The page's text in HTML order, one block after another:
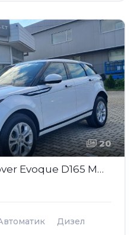
20
Land Rover Range Rover Evoque D165 MHEV S AWD AT (SAJ032)
Дизел